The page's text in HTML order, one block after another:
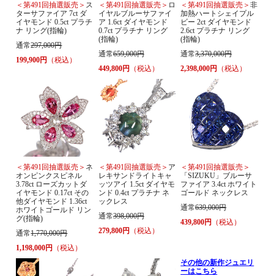
＜第491回抽選販売＞ ス
ターサファイア 7ct ダ
イヤモンド 0.5ct プラチ
ナ リング(指輪)
通常297,000円
199,900円
（税込）
＜第491回抽選販売＞ ロ
イヤルブルーサファイ
ア 1.6ct ダイヤモンド
0.7ct プラチナ リング
(指輪)
通常659,000円
449,800円
（税込）
＜第491回抽選販売＞非
加熱ハートシェイプル
ビー 2ct ダイヤモンド
2.6ct プラチナ リング
(指輪)
通常3,370,000円
2,398,000円
（税込）
＜第491回抽選販売＞ ネ
オンピンクスピネル
3.78ct ローズカットダ
イヤモンド 0.17ct その
他ダイヤモンド 1.36ct
ホワイトゴールド リン
グ(指輪)
通常1,770,000円
1,198,000円 （税込）
＜第491回抽選販売＞ ア
レキサンドライトキャ
ッツアイ 1.5ct ダイヤモ
ンド 0.4ct プラチナ ネ
ックレス
通常398,000円
279,800円 （税込）
＜第491回抽選販売＞
「SIZUKU」ブルーサ
ファイア 3.4ct ホワイト
ゴールド ネックレス
通常639,000円
439,800円 （税込）
その他の新作ジュエリ
ーはこちら